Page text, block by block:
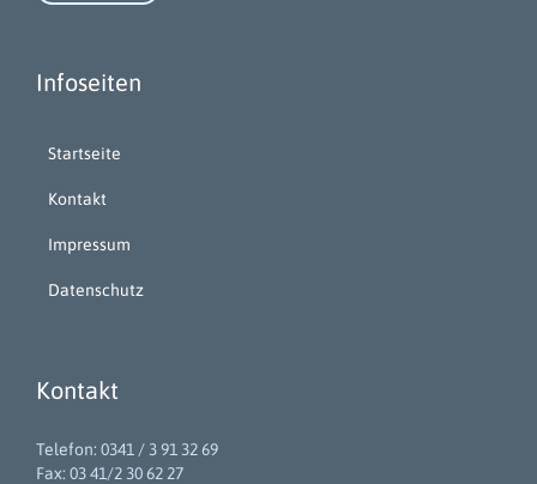
Infoseiten
Startseite
Kontakt
Impressum
Datenschutz
Kontakt
Telefon: 0341 / 3 91 32 69
Fax: 03 41/2 30 62 27